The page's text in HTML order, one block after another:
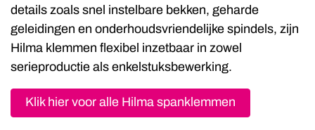
details zoals snel instelbare bekken, geharde
geleidingen en onderhoudsvriendelijke spindels, zijn
Hilma klemmen flexibel inzetbaar in zowel
serieproductie als enkelstuksbewerking.
Klik hier voor alle Hilma spanklemmen